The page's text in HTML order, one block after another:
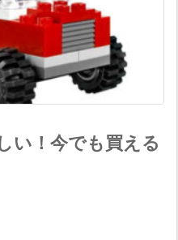
い！今でも買える